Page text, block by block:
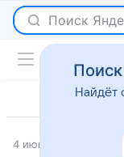
Поиск
4 июня 2026
Найдёт